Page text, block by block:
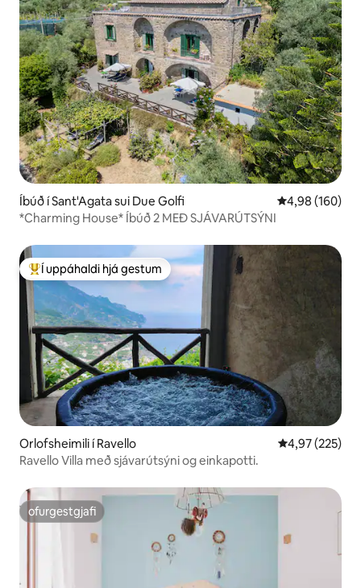
Íbúð í Sant'Agata sui Due Golfi 4,98 af 5 í
4,98 (160)
*Charming House* Íbúð 2 MEÐ SJÁVARÚTSÝNI
Í mestu uppáhaldi hjá gestum
Í uppáhaldi hjá gestum
Orlofsheimili í Ravello 4,97 af 5 í
4,97 (225)
Ravello Villa með sjávarútsýni og einkapotti.
ofurgestgjafi
ofurgestgjafi